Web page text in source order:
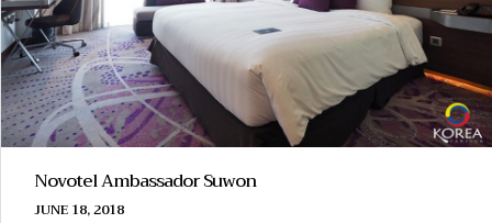
Novotel Ambassador Suwon
JUNE 18, 2018